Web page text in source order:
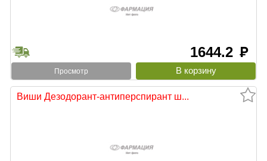
1644.2 руб
Просмотр
Виши Дезодорант-антиперспирант ш...